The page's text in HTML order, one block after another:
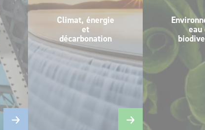
Climat, énergie
et
décarbonation
eau